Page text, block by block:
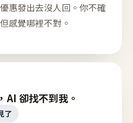
惠發出去沒人回。你不確
感覺哪裡不對。
AI 卻找不到我。
了